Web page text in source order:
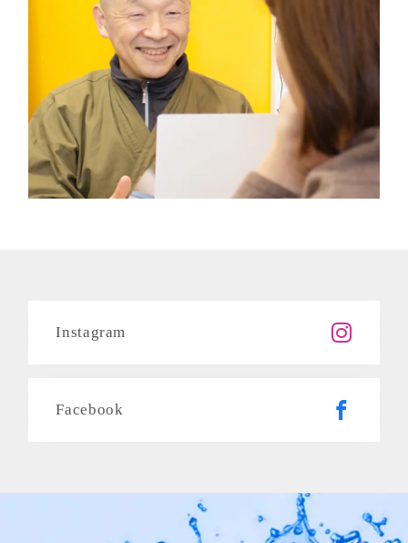
Instagram
Facebook